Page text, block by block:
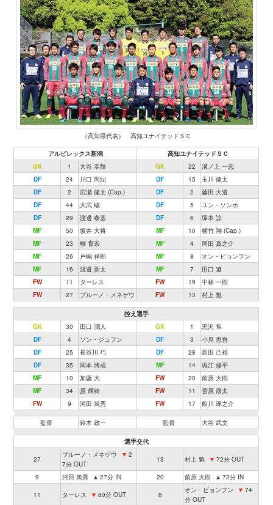
（高知県代表） 高知ユナイテッドＳＣ
アルビレックス新潟
高知ユナイテッドＳＣ
GK
1 大谷 幸輝 GK 22
溝ノ上 一志
DF
24 川口 尚紀 DF 15
玉川 健太
DF
2 広瀬 健太 (Cap.) DF 2
藤田 大道
DF
44 大武 峻 DF 5
ユン・ソンホ
DF
29 渡邊 泰基 DF 6
塚本 諒
MF
50 坂井 大将 MF 10
横竹 翔 (Cap.)
MF
23 柳 育崇 MF 4
岡田 真之介
MF
26 戸嶋 祥郎 MF 8
オン・ビョンフン
MF
16 渡邉 新太 MF 7
田口 遼
FW
11 ターレス FW 19
中林 一樹
FW
27 ブルーノ・メネゲウ FW 13 村上 魁
控え選手
GK
30 田口 潤人 GK 1
黒沢 隼
DF
4 ソン・ジュフン DF 3
小見 恵吾
DF
25 長谷川 巧 DF 28
新田 己裕
DF
35 岡本 將成 MF 14
堀江 修平
MF
10 加藤 大 FW 20
前原 大樹
MF
34 原 輝綺 FW 11
菅原 康太
FW
9 河田 篤秀 FW 17 船川 琢之介
監督 鈴木 政一 監督 大谷 武文
選手交代
27
ブルーノ・メネゲウ ▼ 2
7分 OUT
13 村上 魁 ▼ 72分 OUT
9 河田 篤秀 ▲ 27分 IN 20 前原 大樹 ▲ 72分 IN
11 ターレス ▼ 80分 OUT 8
オン・ビョンフン ▼ 74
分 OUT